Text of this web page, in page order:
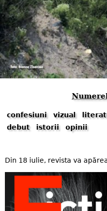
confesiuni vizual
debut
istorii opinii
Din 18 iulie, revista va